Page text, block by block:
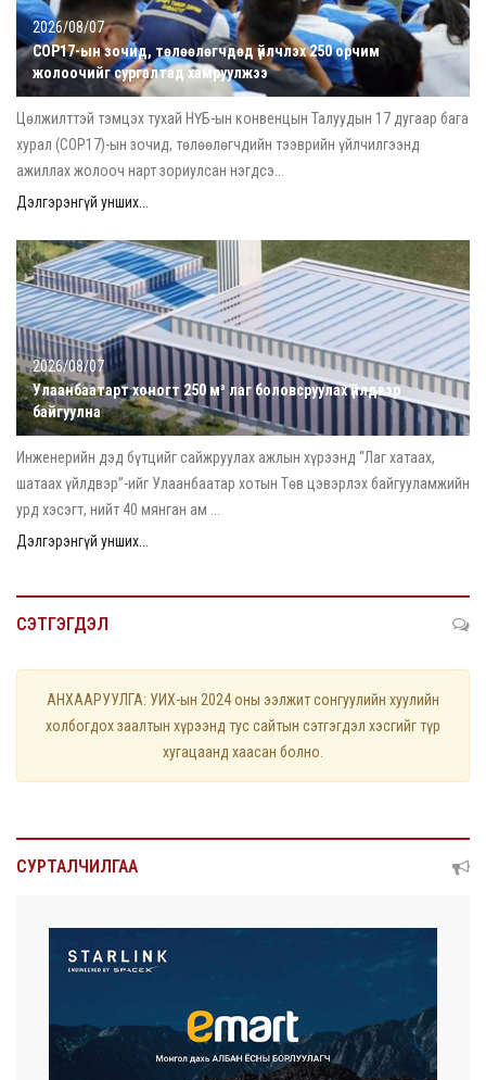
2026/08/07
COP17-ын зочид, төлөөлөгчдөд үйлчлэх 250 орчим
жолоочийг сургалтад хамруулжээ
Цөлжилттэй тэмцэх тухай НҮБ-ын конвенцын Талуудын 17 дугаар бага
хурал (COP17)-ын зочид, төлөөлөгчдийн тээврийн үйлчилгээнд
ажиллах жолооч нарт зориулсан нэгдсэ...
Дэлгэрэнгүй унших...
2026/08/07
Улаанбаатарт хоногт 250 м³ лаг боловсруулах үйлдвэр
байгуулна
Инженерийн дэд бүтцийг сайжруулах ажлын хүрээнд “Лаг хатаах,
шатаах үйлдвэр”-ийг Улаанбаатар хотын Төв цэвэрлэх байгууламжийн
урд хэсэгт, нийт 40 мянган ам ...
Дэлгэрэнгүй унших...
СЭТГЭГДЭЛ
АНХААРУУЛГА: УИХ-ын 2024 оны ээлжит сонгуулийн хуулийн
холбогдох заалтын хүрээнд тус сайтын сэтгэгдэл хэсгийг түр
хугацаанд хаасан болно.
СУРТАЛЧИЛГАА